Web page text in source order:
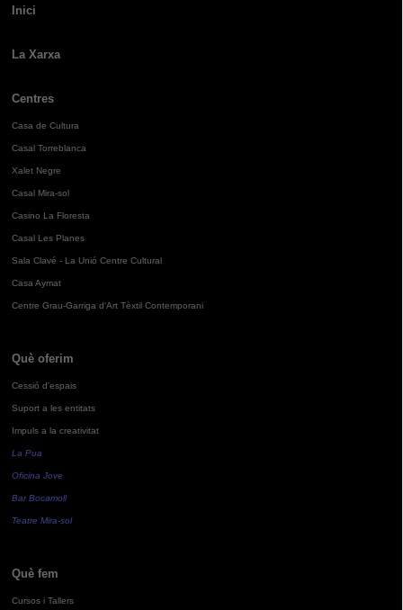
Inici
La Xarxa
Centres
Casa de Cultura
Casal Torreblanca
Xalet Negre
Casal Mira-sol
Casino La Floresta
Casal Les Planes
Sala Clavé - La Unió Centre Cultural
Casa Aymat
Centre Grau-Garriga d'Art Tèxtil Contemporani
Què oferim
Cessió d'espais
Suport a les entitats
Impuls a la creativitat
La Pua
Oficina Jove
Bar Bocamoll
Teatre Mira-sol
Què fem
Cursos i Tallers